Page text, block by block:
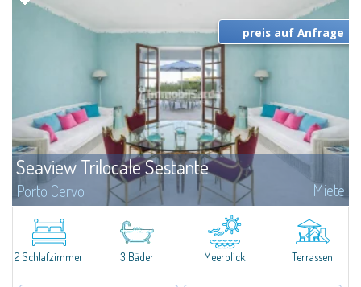
Seaview Trilocale Sestante
Porto Cervo Miete
SEA VIEW APARTMENT FOR SALE IN PORTO CERVO - MARINAIn the heart of
Porto Cervo Marina, we present a waterfront apartment arranged over two
levels, featuring bright interiors, well-distributed spaces, and direct views...
preis auf Anfrage
2 Schlafzimmer 3 Bäder Meerblick Terrassen